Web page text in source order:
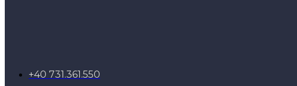
+40 731.361.550